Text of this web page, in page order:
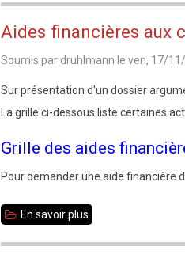
prêt
Aides financières aux
Soumis par druhlmann le ven, 17/
Sur présentation d'un dossier
La grille ci-dessous liste certaines
Grille des aides
Pourdemander une aide financière
En savoir plus